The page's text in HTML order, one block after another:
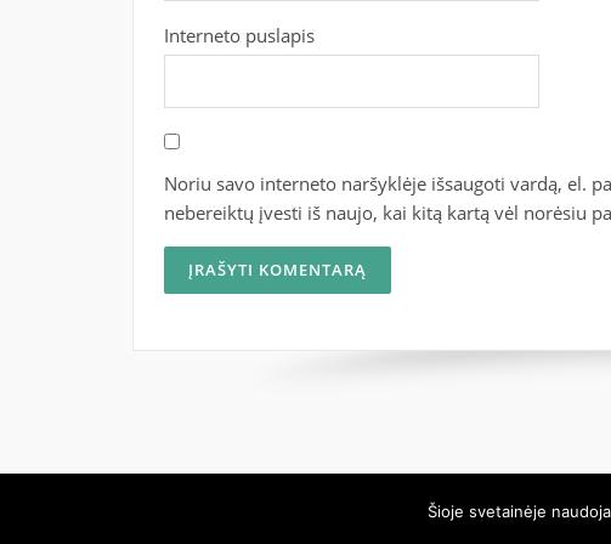
Interneto puslapis
Noriu savo interneto naršyklėje išsaugoti vardą, el.
nebereiktų įvesti iš naujo, kai kitą kartą vėl norėsiu
Šioje svetainėje